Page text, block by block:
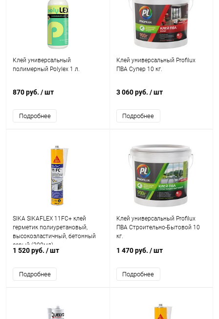
Клей универсальный
полимерный Polylex 1 л.
870 руб. / шт
Подробнее
Клей универсальный Profilux
ПВА Супер 10 кг.
3 060 руб. / шт
Подробнее
SIKA SIKAFLEX 11FC+ клей
герметик полиуретановый,
высокоэластичный, бетонный
серый (300мл)
1 520 руб. / шт
Подробнее
Клей универсальный Profilux
ПВА Строительно-Бытовой 10
кг.
1 470 руб. / шт
Подробнее